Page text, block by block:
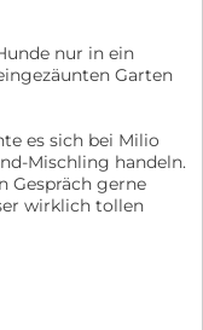
nur in ein
Garten
es sich bei Milio
Mischling handeln.
Gespräch gerne
wirklich tollen